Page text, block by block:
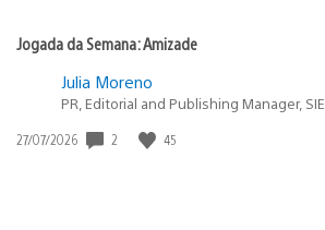
Jogada da Semana: Amizade
Julia Moreno
PR, Editorial and Publishing Manager, SIE
Data
27/07/2026 2 45